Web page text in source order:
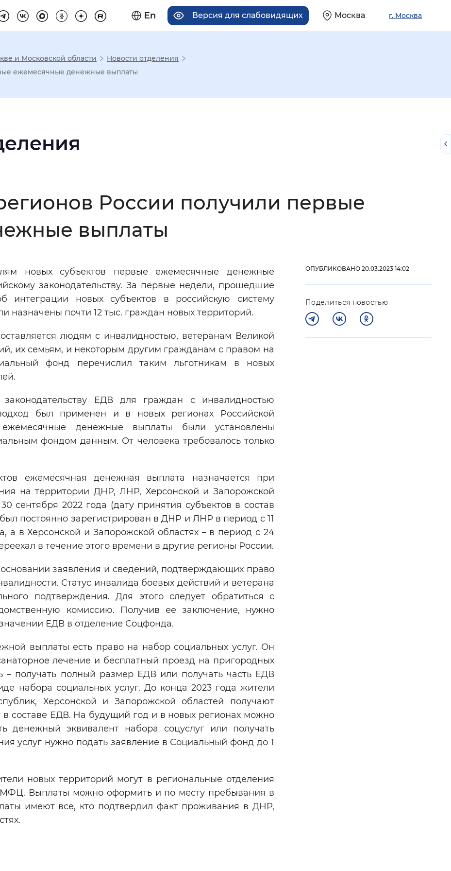
En Версия для слабовидящих Москва г. Москва
отображения
С засечками
Инверсивный монохромный
Выключены
Остановить Повторить
и Московской области
Новости отделения
ежемесячные денежные выплаты
России получили первые
выплаты
новых субъектов первые ежемесячные денежные
законодательству. За первые недели, прошедшие
интеграции новых субъектов в российскую систему
назначены почти 12 тыс. граждан новых территорий.
людям с инвалидностью, ветеранам Великой
их семьям, и некоторым другим гражданам с правом на
фонд перечислил таким льготникам в новых
ЕДВ для граждан с инвалидностью
был применен и в новых регионах Российской
денежные выплаты были установлены
фондом данным. От человека требовалось только
ежемесячная денежная выплата назначается при
на территории ДНР, ЛНР, Херсонской и Запорожской
сентября 2022 года (дату принятия субъектов в состав
постоянно зарегистрирован в ДНР и ЛНР в период с 11
а в Херсонской и Запорожской областях – в период с 24
в течение этого времени в другие регионы России.
заявления и сведений, подтверждающих право
Статус инвалида боевых действий и ветерана
подтверждения. Для этого следует обратиться с
комиссию. Получив ее заключение, нужно
ЕДВ в отделение Соцфонда.
выплаты есть право на набор социальных услуг. Он
лечение и бесплатный проезд на пригородных
– получать полный размер ЕДВ или получать часть ЕДВ
набора социальных услуг. До конца 2023 года жители
Херсонской и Запорожской областей получают
составе ЕДВ. На будущий год и в новых регионах можно
денежный эквивалент набора соцуслуг или получать
услуг нужно подать заявление в Социальный фонд до 1
новых территорий могут в региональные отделения
Выплаты можно оформить и по месту пребывания в
имеют все, кто подтвердил факт проживания в ДНР,
ОПУБЛИКОВАНО 20.03.2023 14:02
Поделиться новостью